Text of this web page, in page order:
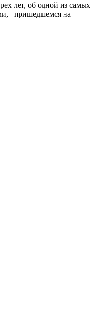
лет, об одной из самых
пришедшемся на